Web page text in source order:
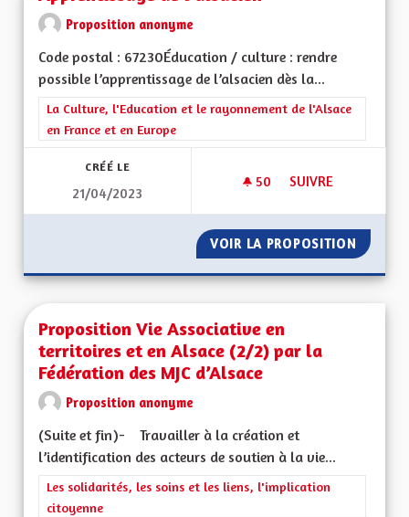
Proposition anonyme
Code postal : 67230Éducation / culture : rendre
possible l’apprentissage de l’alsacien dès la...
Filtrer les résultats de la catégorie : La Culture, l'Education et
La Culture, l'Education et le rayonnement de l'Alsace
en France et en Europe
CRÉÉ LE
21/04/2023
50 50 ABONNÉS
SUIVRE
VOIR LA PROPOSITION
Proposition Vie Associative en
territoires et en Alsace (2/2) par la
Fédération des MJC d’Alsace
Proposition anonyme
(Suite et fin)- Travailler à la création et
l’identification des acteurs de soutien à la vie...
Filtrer les résultats de la catégorie : Les solidarités, les soins
Les solidarités, les soins et les liens, l'implication
citoyenne